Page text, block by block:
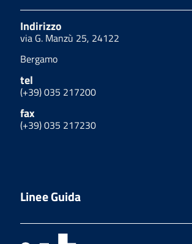
Indirizzo
via G. Manzù 25, 24122
Bergamo
tel
(+39) 035 217200
fax
(+39) 035 217230
Linee Guida